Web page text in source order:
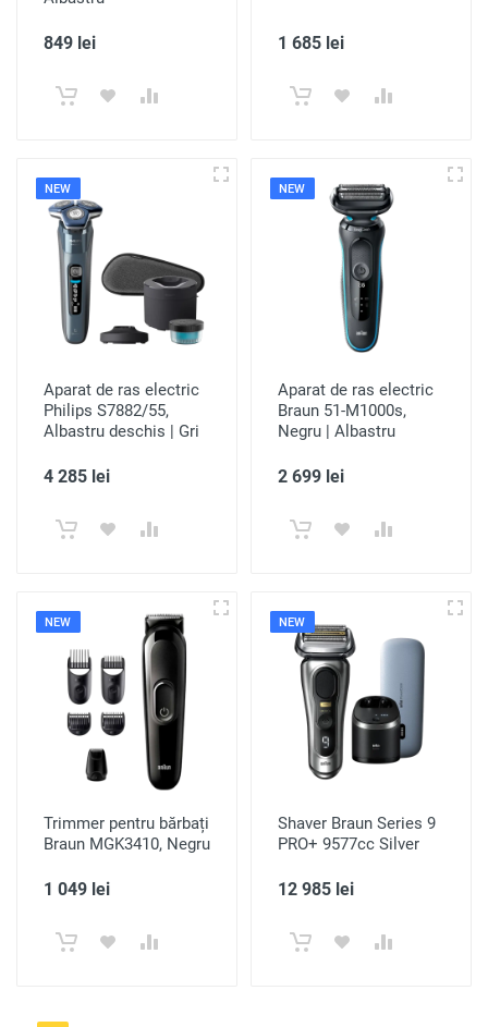
849 lei 1 685 lei
NEW
Aparat de ras electric
Philips S7882/55,
Albastru deschis | Gri
4 285 lei
NEW
Aparat de ras electric
Braun 51-M1000s,
Negru | Albastru
2 699 lei
NEW
Trimmer pentru bărbați
Braun MGK3410, Negru
1 049 lei
NEW
Shaver Braun Series 9
PRO+ 9577cc Silver
12 985 lei